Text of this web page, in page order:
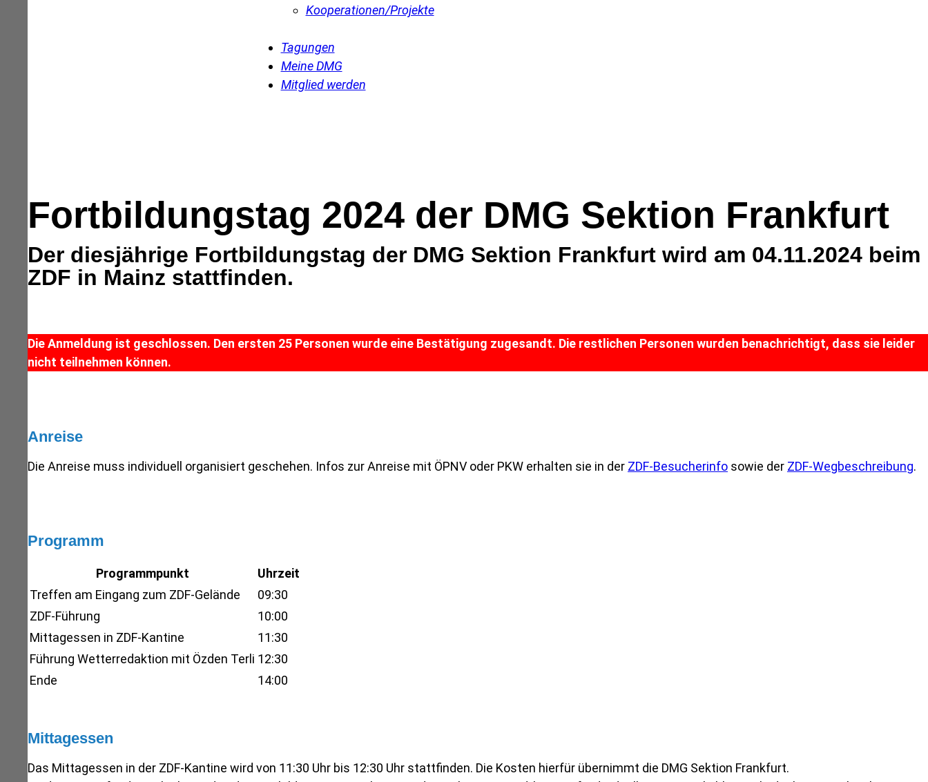
Kooperationen/Projekte
Tagungen
Meine DMG
Mitglied werden
Fortbildungstag 2024 der DMG Sektion Frankfurt
Der diesjährige Fortbildungstag der DMG Sektion Frankfurt wird am 04.11.2024 beim
ZDF in Mainz stattfinden.
Die Anmeldung ist geschlossen. Den ersten 25 Personen wurde eine Bestätigung zugesandt. Die restlichen Personen wurden benachrichtigt, dass sie leider
nicht teilnehmen können.
Anreise
Die Anreise muss individuell organisiert geschehen. Infos zur Anreise mit ÖPNV oder PKW erhalten sie in der ZDF-Besucherinfo sowie der ZDF-Wegbeschreibung.
Programm
Programmpunkt
Uhrzeit
Treffen am Eingang zum ZDF-Gelände
09:30
ZDF-Führung
10:00
Mittagessen in ZDF-Kantine
11:30
Führung Wetterredaktion mit Özden Terli 12:30
Ende
14:00
Mittagessen
Das Mittagessen in der ZDF-Kantine wird von 11:30 Uhr bis 12:30 Uhr stattfinden. Die Kosten hierfür übernimmt die DMG Sektion Frankfurt.